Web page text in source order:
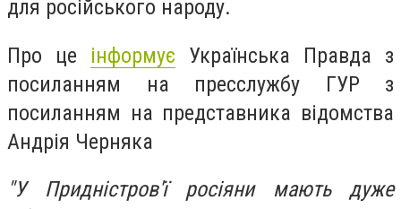
для російського народу.
Про це інформує Українська Правда з
посиланням на пресслужбу ГУР з
посиланням на представника відомства
Андрія Черняка
"У Придністров'ї росіяни мають дуже